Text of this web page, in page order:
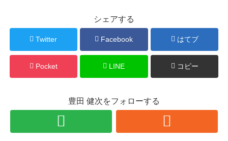
シェアする
Twitter Facebook はてブ
Pocket LINE コピー
豊田 健次をフォローする